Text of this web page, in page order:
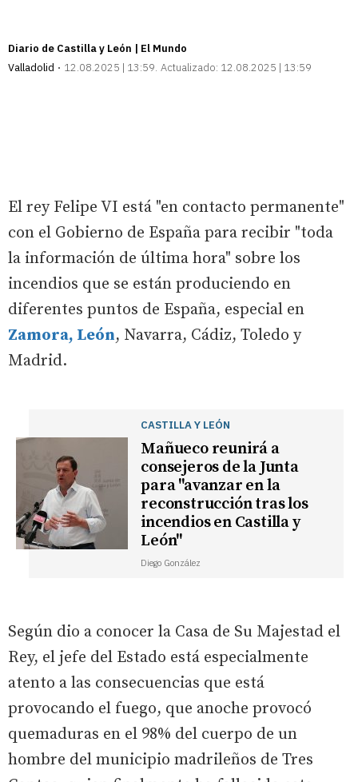
Diario de Castilla y León | El Mundo
Valladolid
12.08.2025 | 13:59 Actualizado: 12.08.2025 | 13:59
El rey Felipe VI está "en contacto permanente"
con el Gobierno de España para recibir "toda
la información de última hora" sobre los
incendios que se están produciendo en
diferentes puntos de España, especial en
Zamora, León, Navarra, Cádiz, Toledo y
Madrid.
CASTILLA Y LEÓN
Mañueco reunirá a
consejeros de la Junta
para "avanzar en la
reconstrucción tras los
incendios en Castilla y
León"
Diego González
Según dio a conocer la Casa de Su Majestad el
Rey, el jefe del Estado está especialmente
atento a las consecuencias que está
provocando el fuego, que anoche provocó
quemaduras en el 98% del cuerpo de un
hombre del municipio madrileños de Tres